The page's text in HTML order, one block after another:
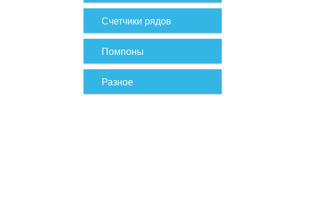
Счетчики рядов
Помпоны
Разное